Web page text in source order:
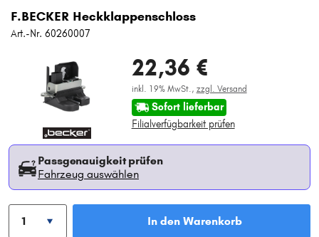
F.BECKER Heckklappenschloss
Art.-Nr. 60260007
22,36 €
inkl. 19% MwSt., zzgl. Versand
Sofort lieferbar
Filialverfügbarkeit prüfen
Passgenauigkeit prüfen
Fahrzeug auswählen
In den Warenkorb